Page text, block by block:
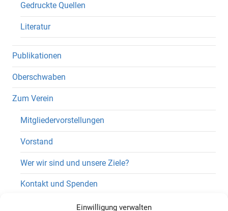
Einwilligung verwalten
Gedruckte Quellen
Literatur
Publikationen
Oberschwaben
Zum Verein
Mitgliedervorstellungen
Vorstand
Wer wir sind und unsere Ziele?
Kontakt und Spenden
Mitgliedsantrag und Satzung